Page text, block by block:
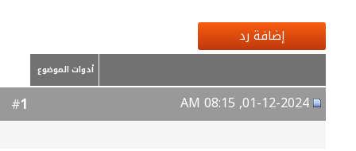
إضافة رد
أدوات الموضوع
1